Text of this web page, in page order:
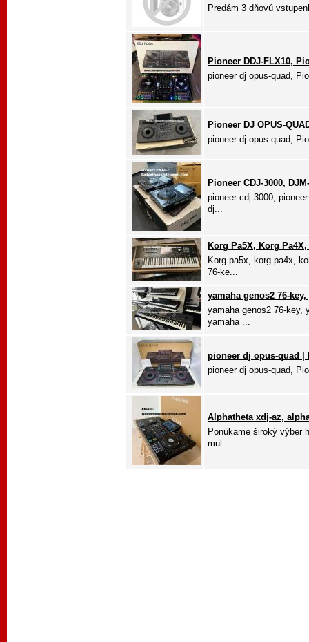
Predám 3 dňovú
Pioneer DDJ-FLX10,
pioneer dj opus-quad,
Pioneer DJ OPUS-
pioneer dj opus-quad,
Pioneer CDJ-3000,
pioneer cdj-3000,
dj...
Korg Pa5X, Korg
Korg pa5x, korg pa4x,
76-ke...
yamaha genos2 76-
yamaha genos2 76-key,
yamaha ...
pioneer dj opus-quad |
pioneer dj opus-quad,
Alphatheta xdj-az,
Ponúkame široký výber
mul...